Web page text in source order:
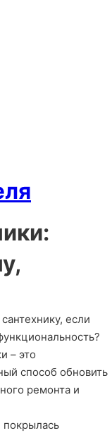
если
– это
способ обновить
ремонта и
покрылась